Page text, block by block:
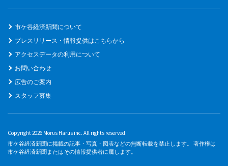
市ケ谷経済新聞について
プレスリリース・情報提供はこちらから
アクセスデータの利用について
お問い合わせ
広告のご案内
スタッフ募集
Copyright 2026 Morus Harus inc. All rights reserved.
市ケ谷経済新聞に掲載の記事・写真・図表などの無断転載を禁止します。 著作権は
市ケ谷経済新聞またはその情報提供者に属します。